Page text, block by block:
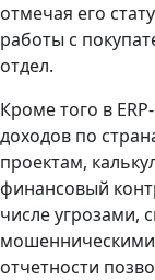
отмечая его
работы с
отдел.
Кроме того в
доходов по
проектам,
финансовый
числе угрозами,
отчетности